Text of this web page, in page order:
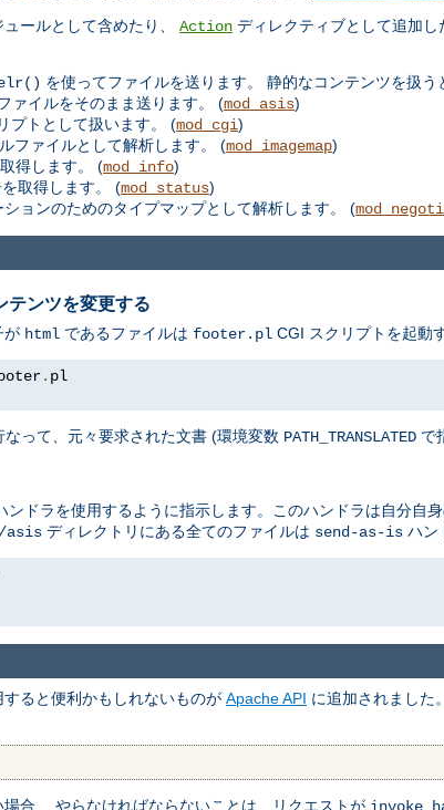
ールとして含めたり、 Action ディレクティブとして追加
を使ってファイルを送ります。 静的なコンテンツを扱
ァイルをそのまま送ります。 (mod_asis)
プトとして扱います。 (mod_cgi)
ファイルとして解析します。 (mod_imagemap)
得します。 (mod_info)
取得します。 (mod_status)
ョンのためのタイプマップとして解析します。 (
テンツを変更する
が html であるファイルは footer.pl CGI スクリプトを起動
.
って、元々要求された文書 (環境変数 PATH_TRANSLATED で
ンドラを使用するように指示します。このハンドラは自分自
asis ディレクトリにある全てのファイルは send-as-is ハン
ると便利かもしれないものが Apache API に追加されました
合、 やらなければならないことは、リクエストが